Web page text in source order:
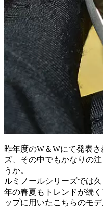
昨年度のW＆Wにて発表
ズ、その中でもかなりの
うか。
ルミノールシリーズでは
年の春夏もトレンドが続
ップに用いたこちらのモデ